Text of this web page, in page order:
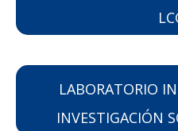
LABORATORIO
INVESTIGACIÓN